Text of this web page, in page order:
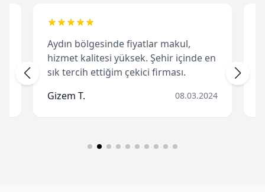
Aydın bölgesinde fiyatlar makul,
hizmet kalitesi yüksek. Şehir içinde en
sık tercih ettiğim çekici firması.
Gizem T.
08.03.2024